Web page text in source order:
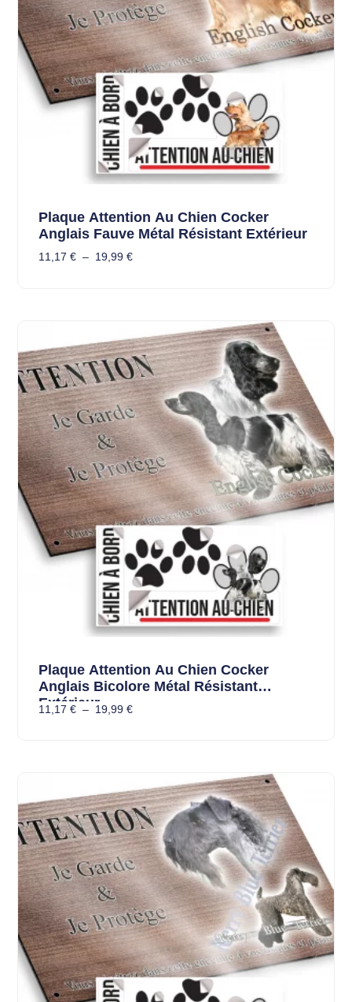
Plaque Attention Au Chien Cocker
Anglais Fauve Métal Résistant Extérieur
11,17 € – 19,99 €
Plaque Attention Au Chien Cocker
Anglais Bicolore Métal Résistant
Extérieur
11,17 € – 19,99 €